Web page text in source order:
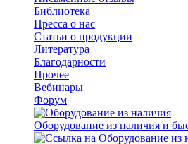
Библиотека
Пресса о нас
Статьи о продукции
Литература
Благодарности
Прочее
Вебинары
Форум
Оборудование из наличия и